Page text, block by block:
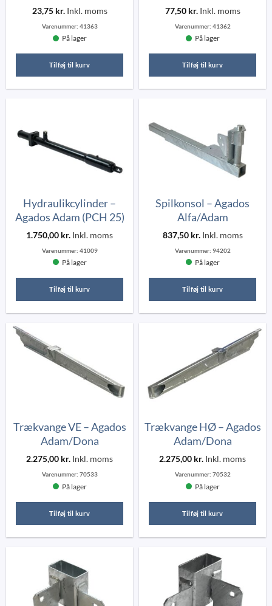
23,75 kr.Inkl. moms
Varenummer: 41363
På lager
Tilføj til kurv
77,50 kr.Inkl. moms
Varenummer: 41362
På lager
Tilføj til kurv
Hydraulikcylinder –
Agados Adam (PCH 25)
1.750,00 kr. Inkl. moms
Varenummer: 41009
På lager
Tilføj til kurv
Spilkonsol – Agados
Alfa/Adam
837,50 kr.Inkl. moms
Varenummer: 94202
På lager
Tilføj til kurv
Trækvange VE – Agados
Adam/Dona
2.275,00 kr. Inkl. moms
Varenummer: 70533
På lager
Tilføj til kurv
Trækvange HØ – Agados
Adam/Dona
2.275,00 kr. Inkl. moms
Varenummer: 70532
På lager
Tilføj til kurv